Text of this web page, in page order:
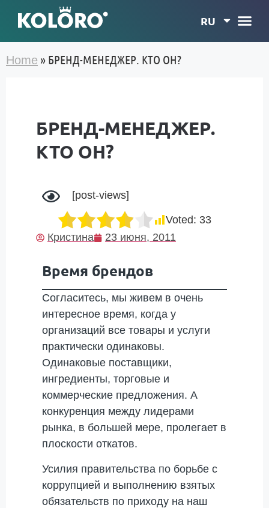
RU
Home » БРЕНД-МЕНЕДЖЕР. КТО ОН?
БРЕНД-МЕНЕДЖЕР.
КТО ОН?
[post-views]
Voted: 33
Кристина
23 июня, 2011
Время брендов
Согласитесь, мы живем в очень
интересное время, когда у
организаций все товары и услуги
практически одинаковы.
Одинаковые поставщики,
ингредиенты, торговые и
коммерческие предложения. А
конкуренция между лидерами
рынка, в большей мере, пролегает в
плоскости откатов.
Усилия правительства по борьбе с
коррупцией и выполнению взятых
обязательств по приходу на наш